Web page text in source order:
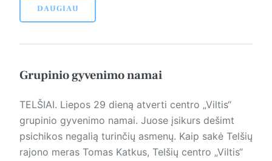
DAUGIAU
Grupinio gyvenimo namai
TELŠIAI. Liepos 29 dieną atverti centro „Viltis“
grupinio gyvenimo namai. Juose įsikurs dešimt
psichikos negalią turinčių asmenų. Kaip sakė Telšių
rajono meras Tomas Katkus, Telšių centro „Viltis“